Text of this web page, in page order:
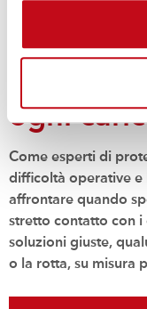
La
ogni
Come esperti di
difficoltà operative e
affrontare quando
stretto contatto con
soluzioni giuste,
o la rotta, su misura